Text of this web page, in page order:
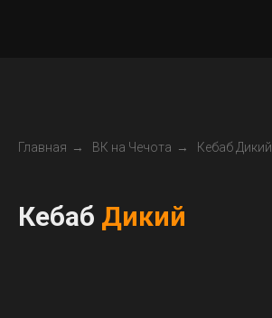
Главная → ВК на Чечота → Кебаб Дикий
Кебаб Дикий